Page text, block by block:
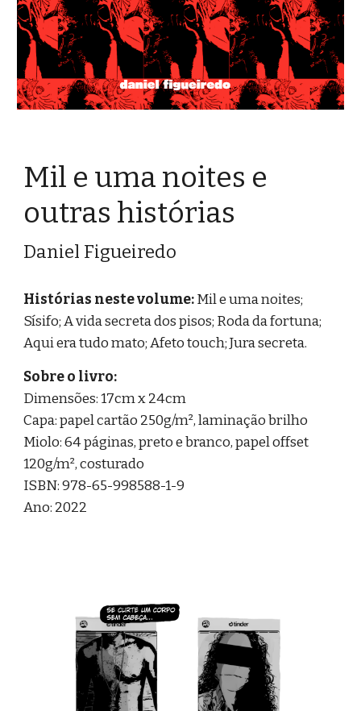
Mil e uma noites e
outras histórias
Daniel Figueiredo
Histórias neste volume:Mil e uma noites;
Sísifo; A vida secreta dos pisos; Roda da fortuna;
Aqui era tudo mato; Afeto touch; Jura secreta.
Sobre o livro:
Dimensões: 17cm x 24cm
Capa: papel cartão 250g/m², laminação brilho
Miolo: 64 páginas, preto e branco, papel offset
120g/m², costurado
ISBN: 978-65-998588-1-9
Ano: 2022